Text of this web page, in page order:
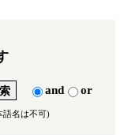
and or
語名は不可)